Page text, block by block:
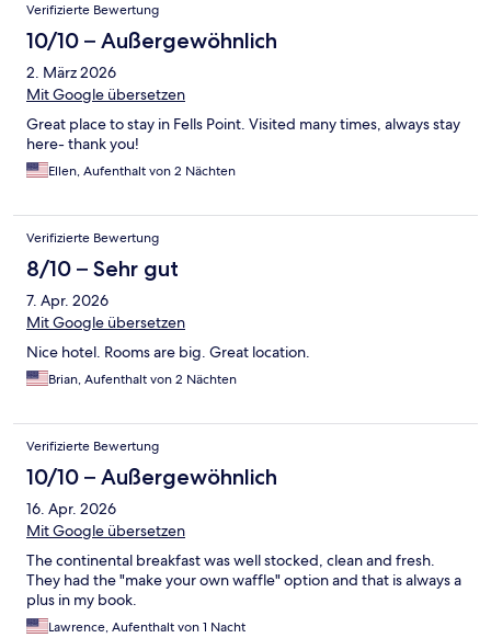
Verifizierte Bewertung
10/10 – Außergewöhnlich
2. März 2026
Mit Google übersetzen
Great place to stay in Fells Point. Visited many times, always stay
here- thank you!
Ellen, Aufenthalt von 2 Nächten
Verifizierte Bewertung
8/10 – Sehr gut
7. Apr. 2026
Mit Google übersetzen
Nice hotel. Rooms are big. Great location.
Brian, Aufenthalt von 2 Nächten
Verifizierte Bewertung
10/10 – Außergewöhnlich
16. Apr. 2026
Mit Google übersetzen
The continental breakfast was well stocked, clean and fresh.
They had the "make your own waffle" option and that is always a
plus in my book.
Lawrence, Aufenthalt von 1 Nacht